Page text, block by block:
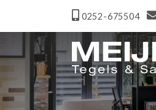
0252-675504